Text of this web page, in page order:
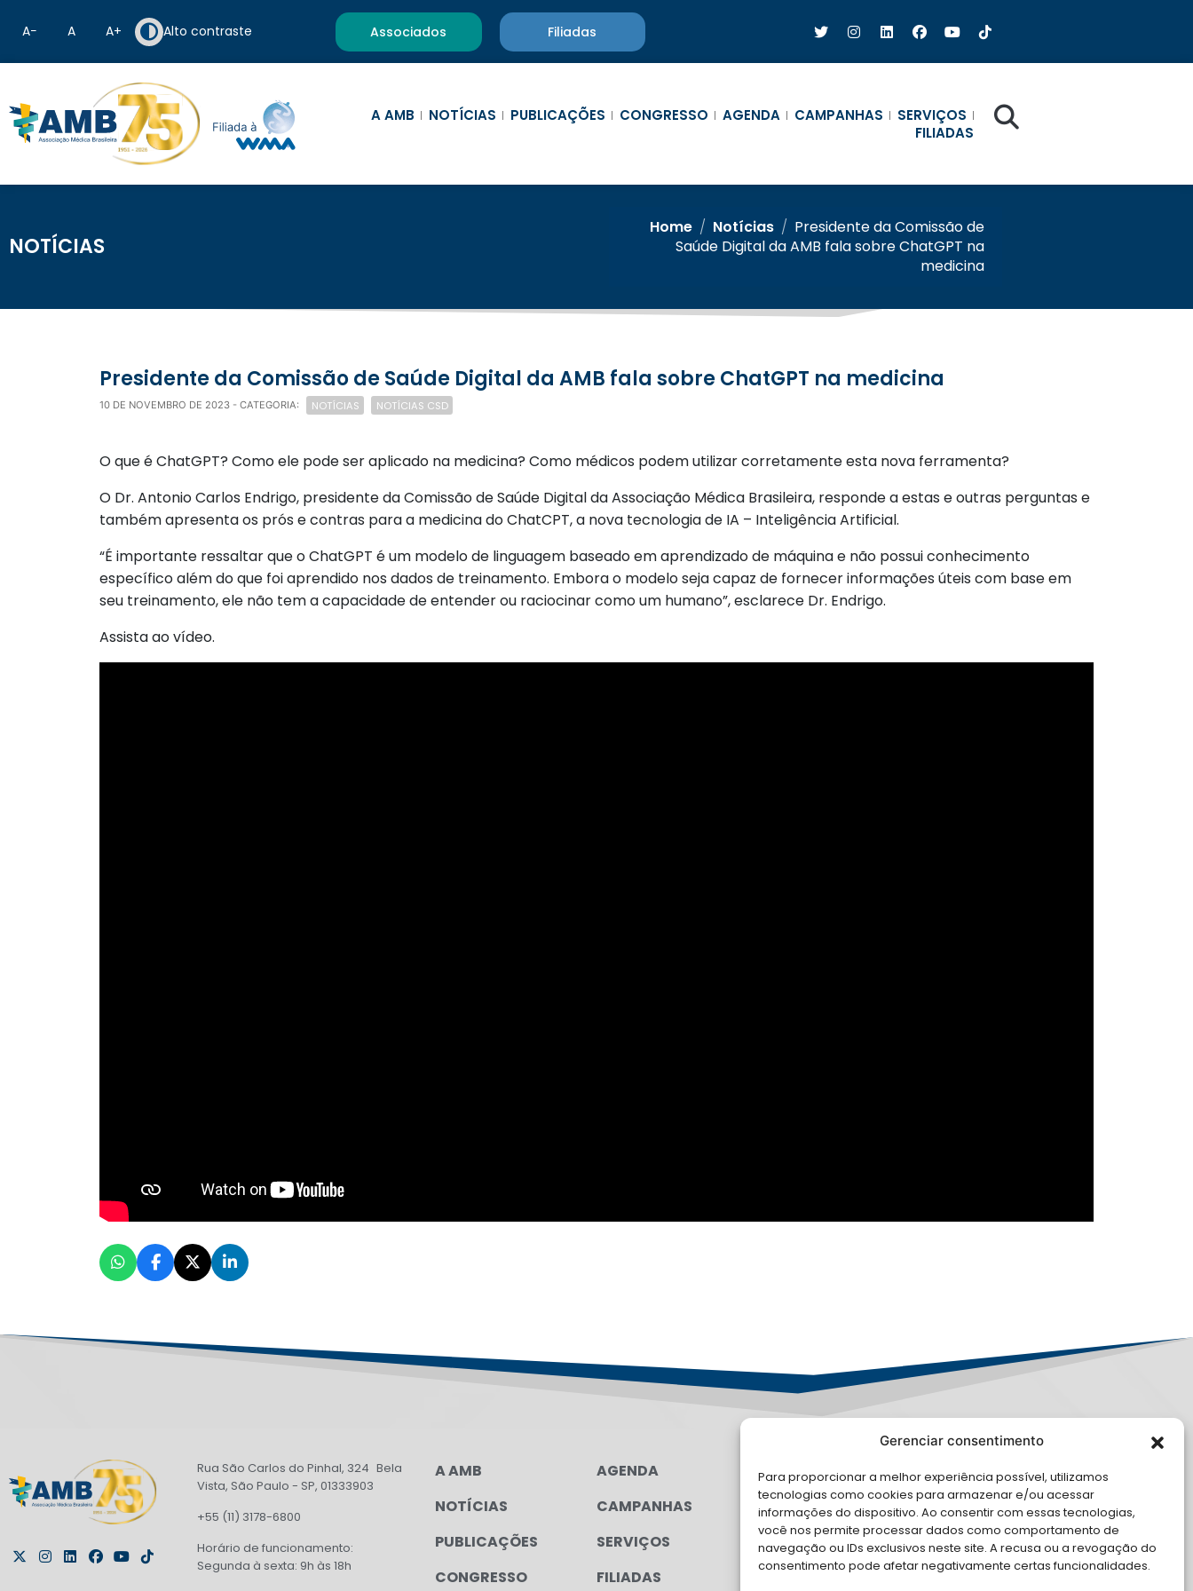
Gerenciar consentimento
Para proporcionar a melhor experiência possível, utilizamos
tecnologias como cookies para armazenar e/ou acessar
informações do dispositivo. Ao consentir com essas tecnologias,
você nos permite processar dados como comportamento de
navegação ou IDs exclusivos neste site. A recusa ou a revogação do
consentimento pode afetar negativamente certas funcionalidades.
A− A A+ Alto contraste Associados Filiadas
A AMB NOTÍCIAS PUBLICAÇÕES CONGRESSO AGENDA CAMPANHAS
SERVIÇOS
FILIADAS
NOTÍCIAS
Home / Notícias / Presidente da Comissão de
Saúde Digital da AMB fala sobre ChatGPT na
medicina
Presidente da Comissão de Saúde Digital da AMB fala sobre ChatGPT na medicina
10 DE NOVEMBRO DE 2023 - CATEGORIA: NOTÍCIAS NOTÍCIAS CSD
O que é ChatGPT? Como ele pode ser aplicado na medicina? Como médicos podem utilizar corretamente esta nova ferramenta?
O Dr. Antonio Carlos Endrigo, presidente da Comissão de Saúde Digital da Associação Médica Brasileira, responde a estas e outras perguntas e
também apresenta os prós e contras para a medicina do ChatCPT, a nova tecnologia de IA – Inteligência Artificial.
“É importante ressaltar que o ChatGPT é um modelo de linguagem baseado em aprendizado de máquina e não possui conhecimento
específico além do que foi aprendido nos dados de treinamento. Embora o modelo seja capaz de fornecer informações úteis com base em
seu treinamento, ele não tem a capacidade de entender ou raciocinar como um humano”, esclarece Dr. Endrigo.
Assista ao vídeo.
Rua São Carlos do Pinhal, 324 Bela
Vista, São Paulo - SP, 01333903
+55 (11) 3178-6800
Horário de funcionamento:
Segunda à sexta: 9h às 18h
A AMB
NOTÍCIAS
PUBLICAÇÕES
CONGRESSO
AGENDA
CAMPANHAS
SERVIÇOS
FILIADAS
FALE CONOSCO
Solicite Apoio Institucional da AMB
para o seu evento